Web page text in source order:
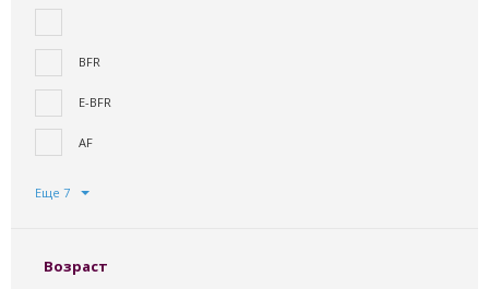
BFR
E-BFR
AF
Еще 7
Возраст